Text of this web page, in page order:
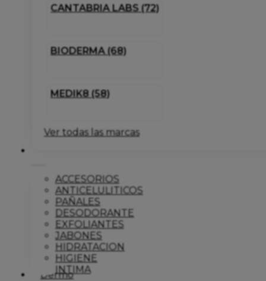
CANTABRIA LABS (72)
BIODERMA (68)
MEDIK8 (58)
Ver todas las marcas
ACCESORIOS
ANTICELULITICOS
PAÑALES
DESODORANTE
EXFOLIANTES
JABONES
HIDRATACION
HIGIENE
INTIMA
Dermo